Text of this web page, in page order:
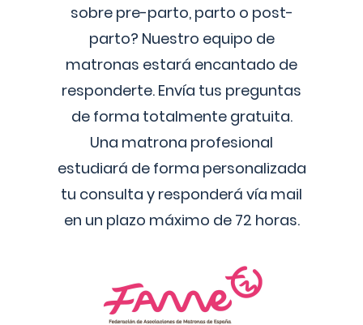
sobre pre-parto, parto o post-
parto? Nuestro equipo de
matronas estará encantado de
responderte. Envía tus preguntas
de forma totalmente gratuita.
Una matrona profesional
estudiará de forma personalizada
tu consulta y responderá vía mail
en un plazo máximo de 72 horas.